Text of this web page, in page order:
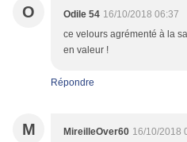
O Odile 54 16/10/2018 06:37
ce velours agrémenté à la
en valeur !
Répondre
M MireilleOver60 16/10/2018